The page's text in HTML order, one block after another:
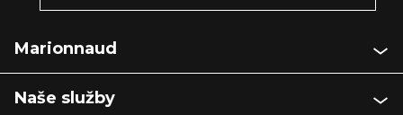
Marionnaud
Naše služby